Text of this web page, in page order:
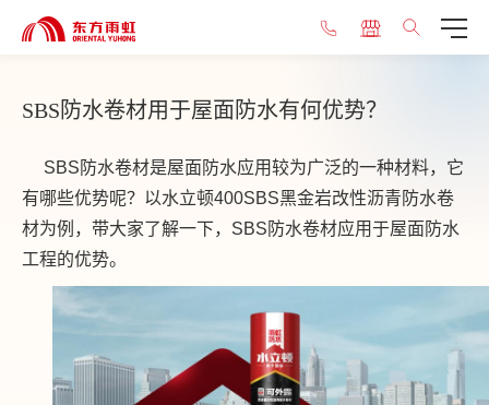
SBS防水卷材用于屋面防水有何优势？
SBS 防水卷材是屋面防水应用较为广泛的一种材料，它
有哪些优势呢？以水立顿400SBS黑金岩改性沥青防水卷
材为例，带大家了解一下，SBS防水卷材应用于屋面防水
工程的优势。